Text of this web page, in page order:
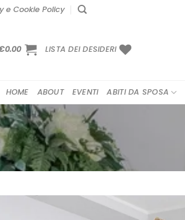
e Cookie Policy
0.00 LISTA DEI DESIDERI
HOME ABOUT EVENTI ABITI DA SPOSA